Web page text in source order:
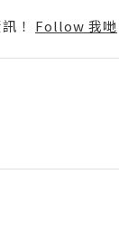
！ Follow 我哋